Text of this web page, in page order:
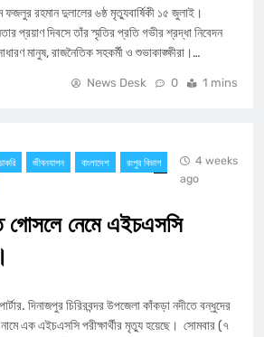
রহমান দুলালের ৬ষ্ঠ মৃত্যুবার্ষিকী ১৫ জুলাই।
প্রয়াণ দিবসে তাঁর স্মৃতির প্রতি গভীর শ্রদ্ধা নিবেদন
মানুষ, রাজনৈতিক সহকর্মী ও শুভাকাঙ্ক্ষীরা।…
News Desk 0 1 mins
চাকরি জীবনযাপন বাংলাদেশ
রংপুর বিভাগ
4 weeks
ago
গোসলে নেমে এইচএসসি
দিনাজপুর চিরিরবন্দর উপজেলা কাঁকড়া নদীতে বন্ধুদের
এক এইচএসসি পরীক্ষার্থীর মৃত্যু হয়েছে। সোমবার (৭